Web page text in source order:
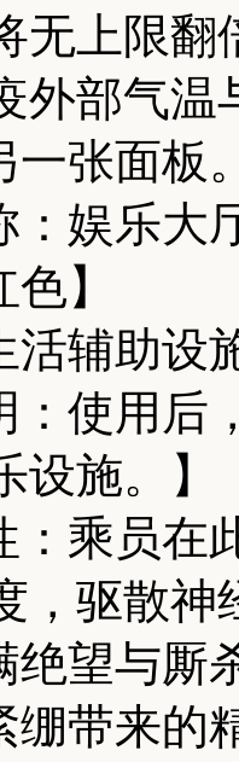
无上限
外部气温
一张面板
：娱乐大
】
活辅助设
：使用
施。】
：乘员
，驱散神
绝望与厮
绷带来的